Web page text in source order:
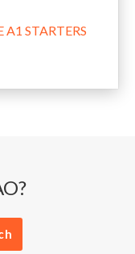
A1 STARTERS